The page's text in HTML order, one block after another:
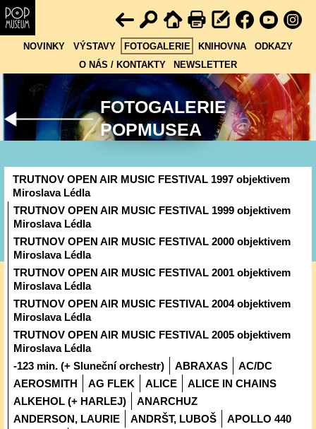
NOVINKY VÝSTAVY FOTOGALERIE KNIHOVNA
ODKAZY
O NÁS / KONTAKTY
NEWSLETTER
FOTOGALERIE
POPMUSEA
TRUTNOV OPEN AIR MUSIC FESTIVAL 1997 objektivem
Miroslava Lédla
TRUTNOV OPEN AIR MUSIC FESTIVAL 1999 objektivem
Miroslava Lédla
TRUTNOV OPEN AIR MUSIC FESTIVAL 2000 objektivem
Miroslava Lédla
TRUTNOV OPEN AIR MUSIC FESTIVAL 2001 objektivem
Miroslava Lédla
TRUTNOV OPEN AIR MUSIC FESTIVAL 2004 objektivem
Miroslava Lédla
TRUTNOV OPEN AIR MUSIC FESTIVAL 2005 objektivem
Miroslava Lédla
-123 min. (+ Sluneční orchestr)
ABRAXAS
AC/DC
AEROSMITH
AG FLEK ALICE
ALICE IN CHAINS
ALKEHOL (+ HARLEJ)
ANARCHUZ
ANDERSON, LAURIE
ANDRŠT, LUBOŠ
APOLLO 440